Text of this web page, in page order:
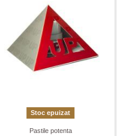
Stoc epuizat
Pastile potenta